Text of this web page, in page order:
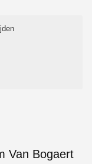
Van Bogaert